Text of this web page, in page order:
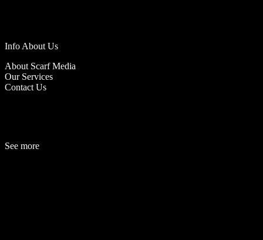
Info About Us
About Scarf Media
Our Services
Contact Us
See more